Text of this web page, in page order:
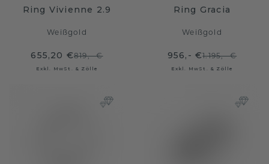
Ring Vivienne 2.9
Weißgold
655,20 €819,- €
Exkl. MwSt. & Zölle
Ring Gracia
Weißgold
956,- €1.195,- €
Exkl. MwSt. & Zölle